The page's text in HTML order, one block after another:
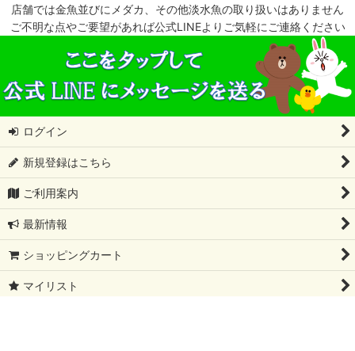
店舗では金魚並びにメダカ、その他淡水魚の取り扱いはありません
ご不明な点やご要望があれば公式LINEよりご気軽にご連絡ください
ログイン
新規登録はこちら
ご利用案内
最新情報
ショッピングカート
マイリスト